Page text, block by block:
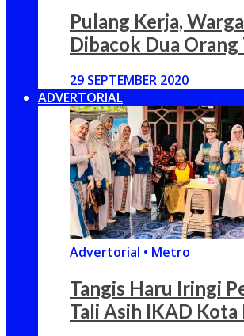
Pulang Kerja,
Dibacok Dua Orang
29 SEPTEMBER 2020
ADVERTORIAL
Advertorial • Metro
Tangis Haru Iringi
Tali Asih IKAD